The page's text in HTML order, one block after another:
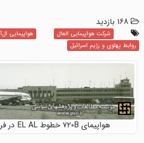
168 بازدید
شرکت هواپیمایی العال هواپیمایی ال‌آل
روابط پهلوی و رژیم اسرائیل
هواپیمای ۷۲۰B خطوط EL AL در فرودگاه مهرآباد